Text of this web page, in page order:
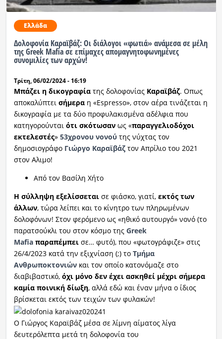
Ελλάδα
Δολοφονία Καραϊβάζ: Οι διάλογοι «φωτιά» ανάμεσα σε μέλη
της Greek Μafia σε επίμαχες απομαγνητοφωνημένες
συνομιλίες των αρχών!
Τρίτη, 06/02/2024 - 16:19
Μπάζει η δικογραφίατης δολοφονίας Καραϊβάζ. Οπως
αποκαλύπτει σήμεραη «Espresso», στον αέρα τινάζεται η
δικογραφία με τα δύο προφυλακισμένα αδέλφια που
κατηγορούνται ότι σκότωσανως «παραγγελιοδόχοι
εκτελεστές» 53χρονου νονούτης νύχτας τον
δημοσιογράφο Γιώργο Καραϊβάζτον Απρίλιο του 2021
στον Αλιμο!
Από τον Βασίλη Χήτο
Η σύλληψη εξελίσσεταισε φιάσκο, γιατί, εκτός των
άλλων, τώρα λείπει και το κίνητρο των πληρωμένων
δολοφόνων! Στον φερόμενο ως «ηθικό αυτουργό» νονό (το
παρατσούκλι του στον κόσμο τηςGreek
Mafiaπαραπέμπεισε… φυτό), που «φωτογράφιζε» στις
26/4/2023 κατά την εξιχνίαση (;) το Τμήμα
Ανθρωποκτονιώνκαι τον οποίο κατονόμαζε στο
διαβιβαστικό, όχι μόνο δεν έχει ασκηθεί μέχρι σήμερα
καμία ποινική δίωξη, αλλά εδώ και έναν μήνα ο ίδιος
βρίσκεται εκτός των τειχών των φυλακών!
Ο Γιώργος Καραϊβάζ μέσα σε λίμνη αίματος λίγα
δευτερόλεπτα μετά τη δολοφονία του